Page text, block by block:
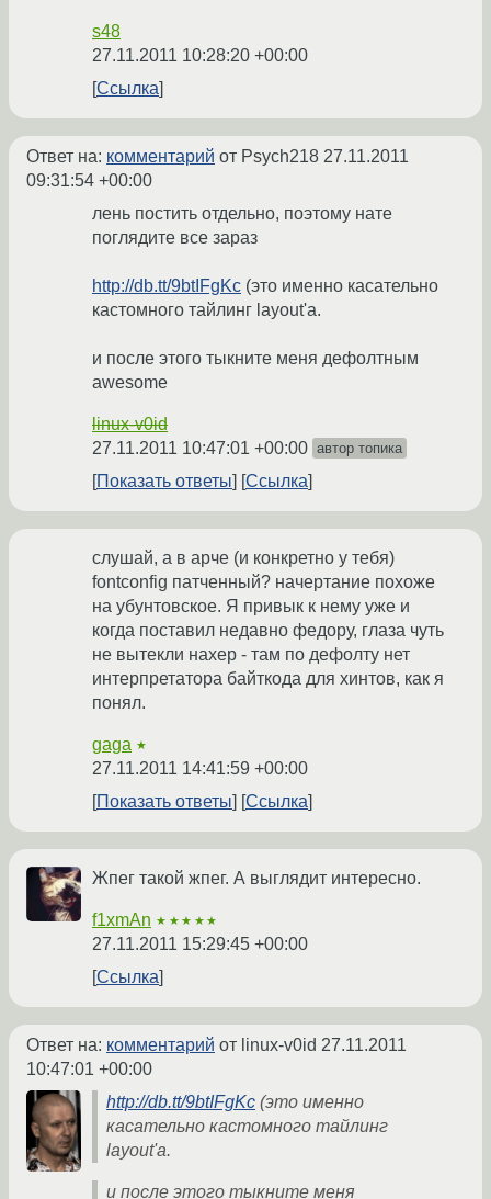
s48
27.11.2011 10:28:20 +00:00
Ссылка
Ответ на: комментарий от Psych218 27.11.2011
09:31:54 +00:00
лень постить отдельно, поэтому нате
поглядите все зараз
http://db.tt/9btIFgKc (это именно касательно
кастомного тайлинг layout'а.
и после этого тыкните меня дефолтным
awesome
linux-v0id
27.11.2011 10:47:01 +00:00 автор топика
Показать ответы Ссылка
слушай, а в арче (и конкретно у тебя)
fontconfig патченный? начертание похоже
на убунтовское. Я привык к нему уже и
когда поставил недавно федору, глаза чуть
не вытекли нахер - там по дефолту нет
интерпретатора байткода для хинтов, как я
понял.
gaga ★
27.11.2011 14:41:59 +00:00
Показать ответы
Ссылка
Жпег такой жпег. А выглядит интересно.
f1xmAn ★★★★★
27.11.2011 15:29:45 +00:00
Ссылка
Ответ на: комментарий от linux-v0id 27.11.2011
10:47:01 +00:00
http://db.tt/9btIFgKc (это именно
касательно кастомного тайлинг
layout'а.
и после этого тыкните меня